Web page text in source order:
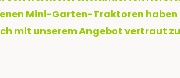
Mini-Garten-Traktoren
mit unserem Angebot vertraut